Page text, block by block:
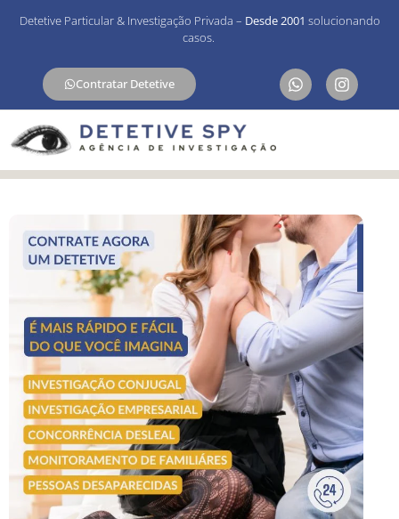
Detetive Particular & Investigação Privada – Desde 2001 solucionando
casos.
Contratar Detetive